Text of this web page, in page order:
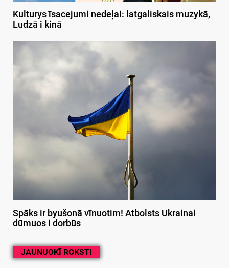
Kulturys īsacejumi nedeļai: latgaliskais muzykā,
Ludzā i kinā
Spāks ir byušonā vīnuotim! Atbolsts Ukrainai
dūmuos i dorbūs
JAUNUOKĪ ROKSTI